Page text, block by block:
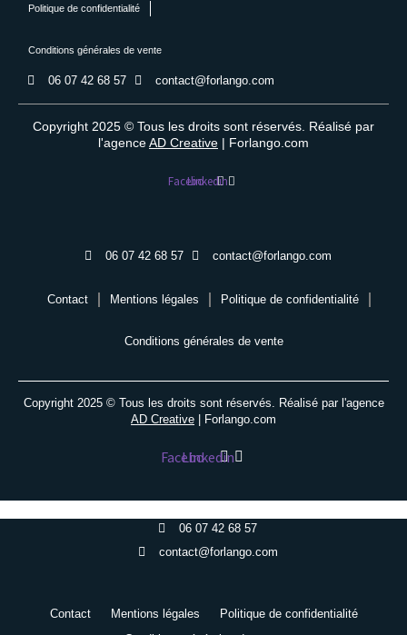
Politique de confidentialité
Conditions générales de vente
06 07 42 68 57 contact@forlango.com
Copyright 2025 © Tous les droits sont réservés. Réalisé par
l'agenceAD Creative | Forlango.com
Facebook
Linkedin
06 07 42 68 57 contact@forlango.com
Contact Mentions légales Politique de confidentialité
Conditions générales de vente
Copyright 2025 © Tous les droits sont réservés. Réalisé par l'agence
AD Creative | Forlango.com
Facebook
Linkedin
06 07 42 68 57
contact@forlango.com
Contact Mentions légales
Politique de confidentialité